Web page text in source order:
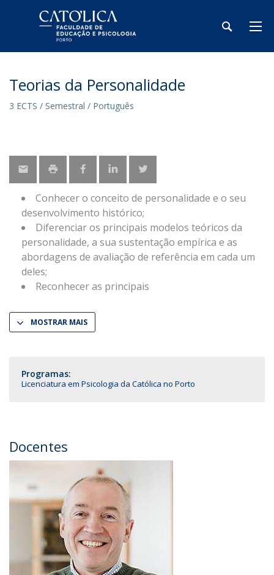
Teorias da Personalidade
3 ECTS / Semestral / Português
Conhecer o conceito de personalidade e o seu
desenvolvimento histórico;
Diferenciar os principais modelos teóricos da
personalidade, a sua sustentação empírica e as
abordagens de avaliação de referência em cada um
deles;
Reconhecer as principais
MOSTRAR MAIS
Programas:
Licenciatura em Psicologia da Católica no Porto
Docentes